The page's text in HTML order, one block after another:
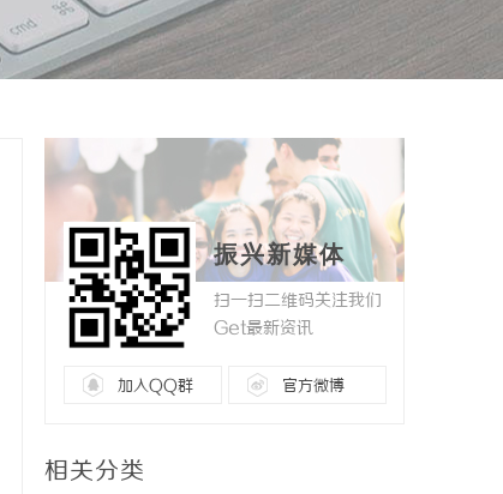
振兴新媒体
扫一扫二维码关注我们
Get最新资讯
加入QQ群 官方微博
相关分类